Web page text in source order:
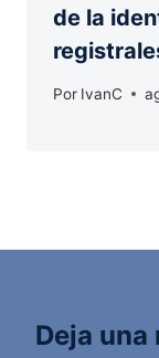
de la
Por IvanC
Deja una